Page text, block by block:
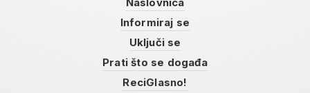
Informiraj se
Uključi se
Prati što se događa
ReciGlasno!